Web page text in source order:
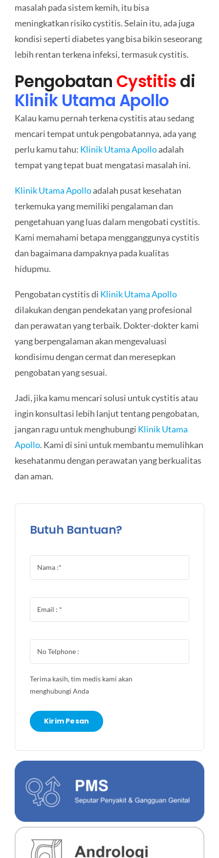
masalah pada sistem kemih, itu bisa
meningkatkan risiko cystitis. Selain itu, ada juga
kondisi seperti diabetes yang bisa bikin seseorang
lebih rentan terkena infeksi, termasuk cystitis.
Pengobatan Cystitis di
Klinik Utama Apollo
Kalau kamu pernah terkena cystitis atau sedang
mencari tempat untuk pengobatannya, ada yang
perlu kamu tahu: Klinik Utama Apolloadalah
tempat yang tepat buat mengatasi masalah ini.
Klinik Utama Apolloadalah pusat kesehatan
terkemuka yang memiliki pengalaman dan
pengetahuan yang luas dalam mengobati cystitis.
Kami memahami betapa mengganggunya cystitis
dan bagaimana dampaknya pada kualitas
hidupmu.
Pengobatan cystitis di Klinik Utama Apollo
dilakukan dengan pendekatan yang profesional
dan perawatan yang terbaik. Dokter-dokter kami
yang berpengalaman akan mengevaluasi
kondisimu dengan cermat dan meresepkan
pengobatan yang sesuai.
Jadi, jika kamu mencari solusi untuk cystitis atau
ingin konsultasi lebih lanjut tentang pengobatan,
jangan ragu untuk menghubungi Klinik Utama
Apollo. Kami di sini untuk membantu memulihkan
kesehatanmu dengan perawatan yang berkualitas
dan aman.
Butuh Bantuan?
Terima kasih, tim medis kami akan
menghubungi Anda
Kirim Pesan